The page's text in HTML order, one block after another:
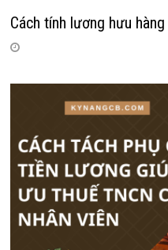
Cách tính lương hưu